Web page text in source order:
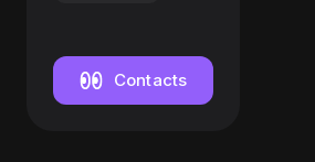
Contacts